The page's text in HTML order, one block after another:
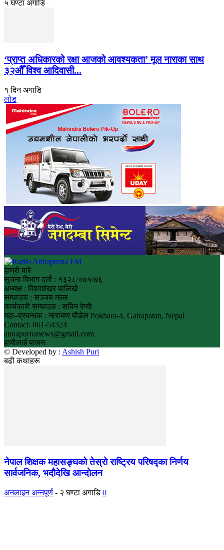
५ घण्टा अगाडि
‘प्राप्त अधिकारको रक्षा आजको आवश्यकता’ मूल नाराका साथ
३२औँ विश्व आदिवासी...
१ दिन अगाडि
लोड
हाम्रो बारे
सुचना बिभाग दर्ता : १३२८/०७५/७६
अध्यक्ष : विश्वशंखर पालिखे
सम्पादक : सञ्जय मल्ल
कार्यकारी सम्पादक : सबिन रेग्मी
महा–प्रबन्धक : नारायण पौडेल Pokhara-4, Gairapatan, Nepal
Contact: 061-54324
annapurnanews@gmail.com
हामीलाई पालन
© Developed by : Ashish Puri
बढी कथाहरू
नेपाल शिक्षक महासङ्घको तेस्रो राष्ट्रिय परिषद्का निर्णय
सार्वजनिक, भदाैदेखि आन्दाेलन
अनलाइन अन्नपूर्ण - २ घण्टा अगाडि 0